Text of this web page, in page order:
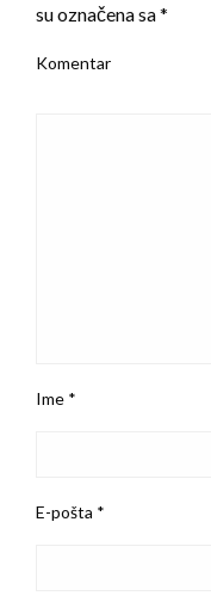
su označena sa*
Komentar
Ime *
E-pošta *